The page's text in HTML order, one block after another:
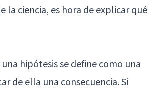
ciencia, es hora de explicar qué
hipótesis se define como una
de ella una consecuencia. Si